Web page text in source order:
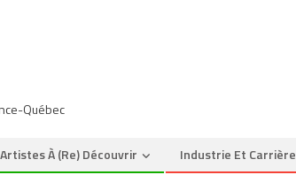
Québec
Artistes À (re) Découvrir Industrie Et Carrière